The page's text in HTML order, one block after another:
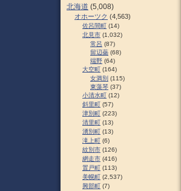
北海道 (5,008)
オホーツク (4,563)
佐呂間町 (14)
北見市 (1,032)
常呂 (87)
留辺蘂 (68)
端野 (64)
大空町 (164)
女満別 (115)
東藻琴 (37)
小清水町 (12)
斜里町 (57)
津別町 (223)
清里町 (13)
湧別町 (13)
滝上町 (6)
紋別市 (126)
網走市 (416)
置戸町 (113)
美幌町 (2,537)
興部町 (7)